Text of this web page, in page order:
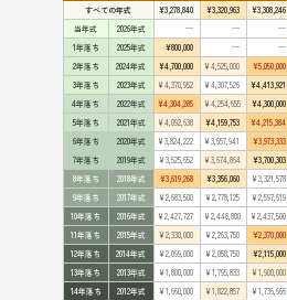
すべての年式
¥3,278,840 ¥3,320,963 ¥3,308,246
当年式
2026年式 — — —
1年落ち
2025年式 ¥800,000 — —
2年落ち
2024年式 ¥4,700,000 ¥4,525,000 ¥5,050,000
3年落ち
2023年式 ¥4,370,952 ¥4,307,526 ¥4,413,921
4年落ち
2022年式 ¥4,304,285 ¥4,254,655 ¥4,300,000
5年落ち
2021年式 ¥4,092,638 ¥4,159,753 ¥4,215,384
6年落ち
2020年式 ¥3,824,222 ¥3,657,941 ¥3,973,333
7年落ち
2019年式 ¥3,525,652 ¥3,674,864 ¥3,700,303
8年落ち
2018年式 ¥3,619,268 ¥3,356,060 ¥3,321,578
9年落ち
2017年式 ¥2,683,500 ¥2,778,125 ¥2,597,619
10年落ち
2016年式 ¥2,427,727 ¥2,448,800 ¥2,437,500
11年落ち
2015年式 ¥2,330,000 ¥2,263,750 ¥2,370,000
12年落ち
2014年式 ¥2,099,000 ¥2,058,750 ¥2,115,000
13年落ち
2013年式 ¥1,800,000 ¥1,795,833 ¥1,900,000
14年落ち
2012年式 ¥1,660,000 ¥1,822,857 ¥1,736,666